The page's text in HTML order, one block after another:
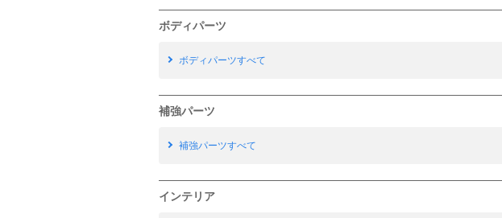
ボディパーツ
ボディパーツすべて
補強パーツ
補強パーツすべて
インテリア